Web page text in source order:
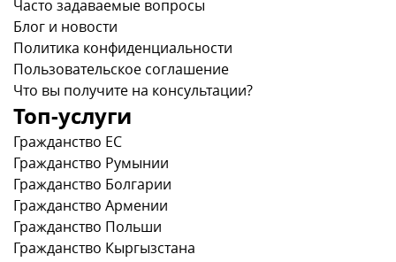
Часто задаваемые вопросы
Блог и новости
Политика конфиденциальности
Пользовательское соглашение
Что вы получите на консультации?
Топ-услуги
Гражданство ЕС
Гражданство Румынии
Гражданство Болгарии
Гражданство Армении
Гражданство Польши
Гражданство Кыргызстана